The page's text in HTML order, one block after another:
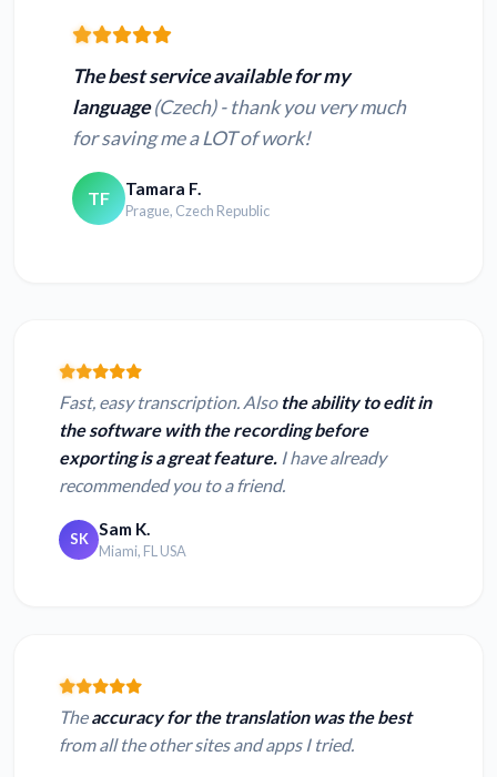
The best service available for my
language(Czech) - thank you very much
for saving me a LOT of work!
TF Tamara F.
Prague, Czech Republic
Fast, easy transcription. Also the ability to edit in
the software with the recording before
exporting is a great feature. I have already
recommended you to a friend.
SK Sam K.
Miami, FL USA
Theaccuracy for the translation was the best
from all the other sites and apps I tried.